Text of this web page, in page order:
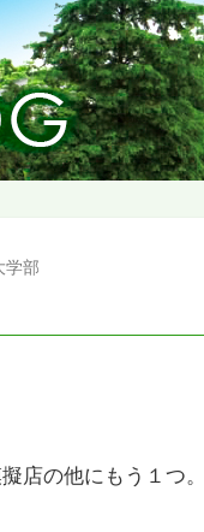
学部
店の他にもう１つ。